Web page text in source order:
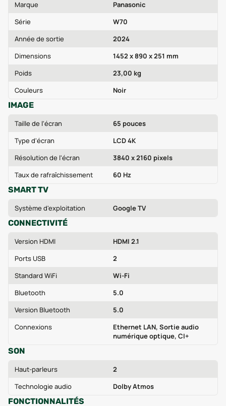
Marque
Panasonic
Série
W70
Année de sortie
2024
Dimensions
1452 x 890 x 251 mm
Poids
23,00 kg
Couleurs
Noir
IMAGE
Taille de l'écran
65 pouces
Type d'écran
LCD 4K
Résolution de l'écran
3840 x 2160 pixels
Taux de rafraîchissement
60 Hz
SMART TV
Système d'exploitation Google TV
CONNECTIVITÉ
Version HDMI
HDMI 2.1
Ports USB
2
Standard WiFi
Wi-Fi
Bluetooth
5.0
Version Bluetooth
5.0
Connexions
Ethernet LAN, Sortie audio
numérique optique, CI+
SON
Haut-parleurs
2
Technologie audio
Dolby Atmos
FONCTIONNALITÉS